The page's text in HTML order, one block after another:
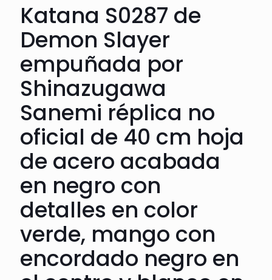
Katana S0287 de
Demon Slayer
empuñada por
Shinazugawa
Sanemi réplica no
oficial de 40 cm hoja
de acero acabada
en negro con
detalles en color
verde, mango con
encordado negro en